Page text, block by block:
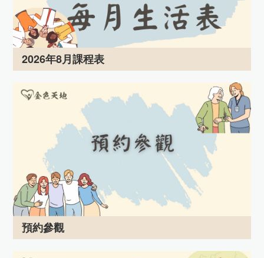
2026年8月課程表
預約參觀